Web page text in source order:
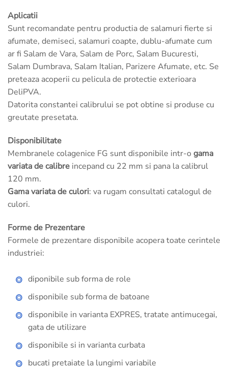
Aplicatii
Sunt recomandate pentru productia de salamuri fierte si
afumate, demiseci, salamuri coapte, dublu-afumate cum
ar fi Salam de Vara, Salam de Porc, Salam Bucuresti,
Salam Dumbrava, Salam Italian, Parizere Afumate, etc. Se
preteaza acoperii cu pelicula de protectie exterioara
DeliPVA.
Datorita constantei calibrului se pot obtine si produse cu
greutate presetata.
Disponibilitate
Membranele colagenice FG sunt disponibile intr-o gama
variata de calibre incepand cu 22 mm si pana la calibrul
120 mm.
Gama variata de culori: va rugam consultati catalogul de
culori.
Forme de Prezentare
Formele de prezentare disponibile acopera toate cerintele
industriei:
diponibile sub forma de role
disponibile sub forma de batoane
disponibile in varianta EXPRES, tratate antimucegai,
gata de utilizare
disponibile si in varianta curbata
bucati pretaiate la lungimi variabile